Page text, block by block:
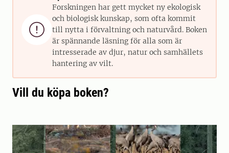

Forskningen har gett mycket ny ekologisk
och biologisk kunskap, som ofta kommit
till nytta i förvaltning och naturvård. Boken
är spännande läsning för alla som är
intresserade av djur, natur och samhällets
hantering av vilt.
Vill du köpa boken?